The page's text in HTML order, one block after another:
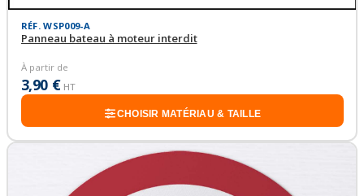
RÉF. WSP009-A
Panneau bateau à moteur interdit
À partir de
3,90 € HT
CHOISIR MATÉRIAU & TAILLE